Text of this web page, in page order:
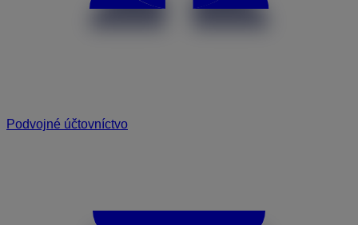
Podvojné účtovníctvo